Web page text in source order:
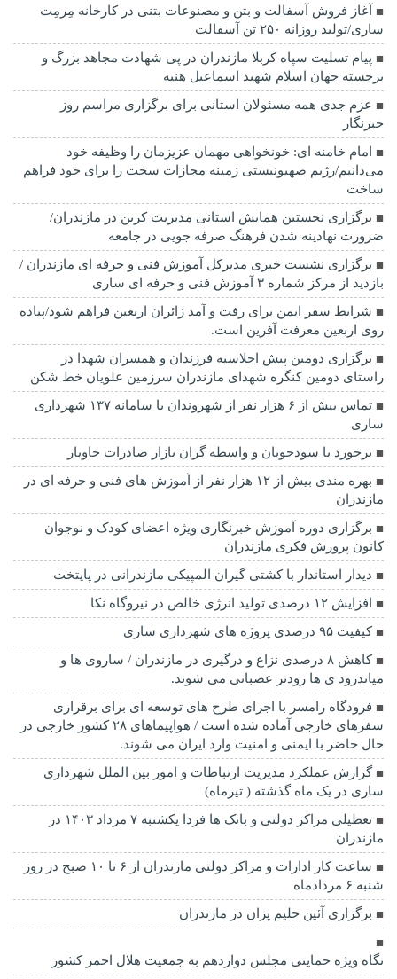
آغاز فروش آسفالت و بتن و مصنوعات بتنی در کارخانه مِرمِت
ساری/تولید روزانه ۲۵۰ تن آسفالت
پیام تسلیت سپاه کربلا مازندران در پی شهادت مجاهد بزرگ و
برجسته جهان اسلام شهید اسماعیل هنیه
عزم جدی همه مسئولان استانی برای برگزاری مراسم روز
خبرنگار
امام خامنه ای: خونخواهی مهمان عزیزمان را وظیفه خود
می‌دانیم/رژیم صهیونیستی زمینه مجازات سخت را برای خود فراهم
ساخت
برگزاری نخستین همایش استانی مدیریت کربن در مازندران/
ضرورت نهادینه شدن فرهنگ صرفه جویی در جامعه
برگزاری نشست خبری مدیرکل آموزش فنی و حرفه ای مازندران /
بازدید از مرکز شماره ۳ آموزش فنی و حرفه ای ساری
شرایط سفر ایمن برای رفت و آمد زائران اربعین فراهم شود/پیاده
روی اربعین معرفت آفرین است.
برگزاری دومین پیش اجلاسیه فرزندان و همسران شهدا در
راستای دومین کنگره شهدای مازندران سرزمین علویان خط شکن
تماس بیش از ۶ هزار نفر از شهروندان با سامانه ۱۳۷ شهرداری
ساری
برخورد با سودجویان و واسطه گران بازار صادرات خاویار
بهره مندی بیش از ۱۲ هزار نفر از آموزش های فنی و حرفه ای در
مازندران
برگزاری دوره آموزش خبرنگاری ویژه اعضای کودک و نوجوان
کانون پرورش فکری مازندران
دیدار استاندار با کشتی گیران المپیکی مازندرانی در پایتخت
افزایش ۱۲ درصدی تولید انرژی خالص در نیروگاه نکا
کیفیت ۹۵ درصدی پروژه های شهرداری ساری
کاهش ۸ درصدی نزاع و درگیری در مازندران / ساروی ها و
میاندرود ی ها زودتر عصبانی می شوند.
فرودگاه رامسر با اجرای طرح های توسعه ای برای برقراری
سفرهای خارجی آماده شده است / هواپیماهای ۲۸ کشور خارجی در
حال حاضر با ایمنی و امنیت وارد ایران می شوند.
گزارش عملکرد مدیریت ارتباطات و امور بین الملل شهرداری
ساری در یک ماه گذشته ( تیرماه)
تعطیلی مراکز دولتی و بانک ها فردا یکشنبه ۷ مرداد ۱۴۰۳ در
مازندران
ساعت کار ادارات و مراکز دولتی مازندران از ۶ تا ۱۰ صبح در روز
شنبه ۶ مردادماه
برگزاری آئین حلیم پزان در مازندران
نگاه ویژه حمایتی مجلس دوازدهم به جمعیت هلال احمر کشور